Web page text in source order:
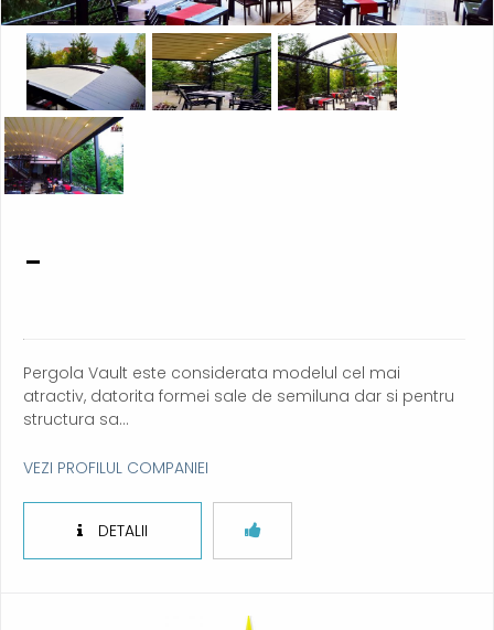
-
Pergola Vault este considerata modelul cel mai
atractiv, datorita formei sale de semiluna dar si pentru
structura sa...
VEZI PROFILUL COMPANIEI
DETALII